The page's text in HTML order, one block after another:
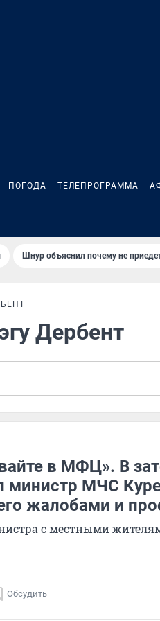
ПОГОДА ТЕЛЕПРОГРАММА
Шнур объяснил почему не
Дербент
в МФЦ». В
министр МЧС
жалобами и
с местными
Обсудить